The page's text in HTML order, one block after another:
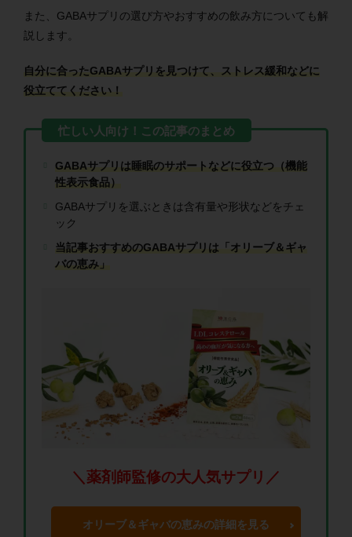
また、GABAサプリの選び方やおすすめの飲み方についても解
説します。
自分に合ったGABAサプリを見つけて、ストレス緩和などに
役立ててください！
GABAサプリは睡眠のサポートなどに役立つ（機能
性表示食品）
GABAサプリを選ぶときは含有量や形状などをチェ
ック
当記事おすすめのGABAサプリは「オリーブ＆ギャ
バの恵み」
＼薬剤師監修の大人気サプリ／
オリーブ＆ギャバの恵みの詳細を見る